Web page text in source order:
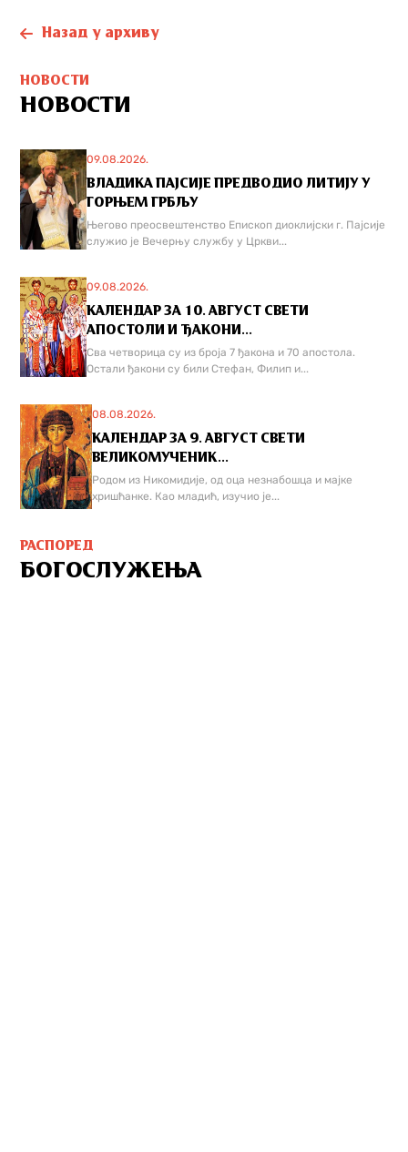
Назад у архиву
НОВОСТИ
НОВОСТИ
09.08.2026.
ВЛАДИКА ПАЈСИЈЕ ПРЕДВОДИО ЛИТИЈУ У
ГОРЊЕМ ГРБЉУ
Његово преосвештенство Епископ диоклијски г. Пајсије
служио је Вечерњу службу у Цркви...
09.08.2026.
КАЛЕНДАР ЗА 10. АВГУСТ СВЕТИ
АПОСТОЛИ И ЂАКОНИ...
Сва четворица су из броја 7 ђакона и 70 апостола.
Остали ђакони су били Стефан, Филип и...
08.08.2026.
КАЛЕНДАР ЗА 9. АВГУСТ СВЕТИ
ВЕЛИКОМУЧЕНИК...
Родом из Никомидије, од оца незнабошца и мајке
хришћанке. Као младић, изучио је...
РАСПОРЕД
БОГОСЛУЖЕЊА